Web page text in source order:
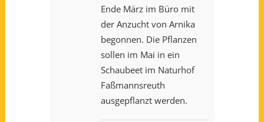
Ende März im Büro mit
der Anzucht von Arnika
begonnen. Die Pflanzen
sollen im Mai in ein
Schaubeet im Naturhof
Faßmannsreuth
ausgepflanzt werden.